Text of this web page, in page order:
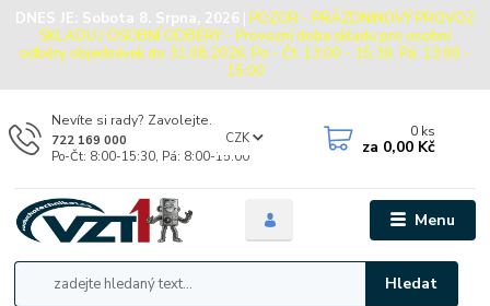
DNES JE: Sobota 8. Srpna, 2026 | POZOR - PRÁZDNINOVÝ PROVOZ
SKLADU / OSOBNÍ ODBĚRY - Provozní doba skladu pro osobní
odběry objednávek do 31.08.2026: Po - Čt: 13:00 - 15:30, Pá: 13:00 -
15:00
Menu
CZK
Hledat
Nevíte si rady? Zavolejte.
722 169 000
Po-Čt: 8:00-15:30, Pá: 8:00-15:00
0 ks
za 0,00 Kč